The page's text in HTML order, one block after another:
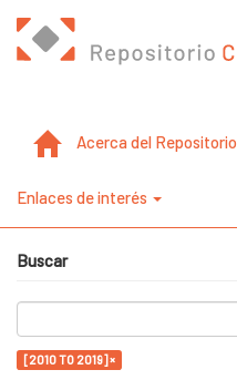
Acerca del Repositorio
Enlaces de interés
Buscar
[2010 TO 2019] ×